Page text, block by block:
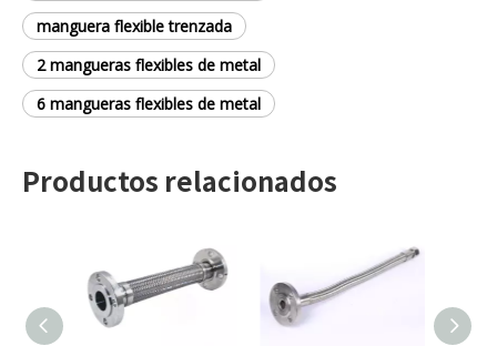
manguera flexible trenzada
2 mangueras flexibles de metal
6 mangueras flexibles de metal
Productos relacionados